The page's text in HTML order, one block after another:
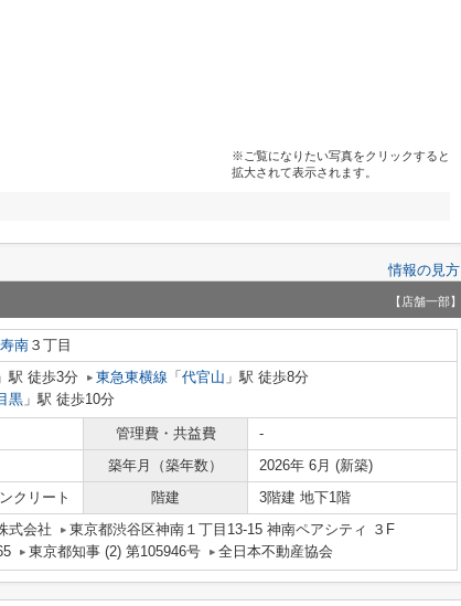
※ご覧になりたい写真をクリックすると
拡大されて表示されます。
情報の見方
【店舗一部】
南 ３丁目
」駅 徒歩3分 東急東横線 「 代官山 」駅 徒歩8分
黒 」駅 徒歩10分
管理費・共益費
-
築年月（築年数）
2026年 6月 (新築)
クリート 階建 3階建 地下1階
式会社
東京都渋谷区神南１丁目13-15 神南ペアシティ ３F
東京都知事 (2) 第105946号 全日本不動産協会